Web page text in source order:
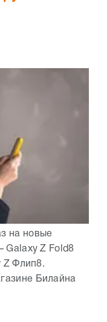
на новые
Galaxy Z Fold8
Z Флип8.
Билайна